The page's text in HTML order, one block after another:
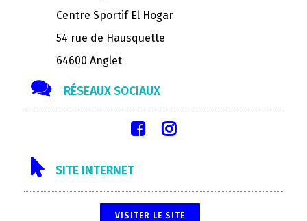
Centre Sportif El Hogar
54 rue de Hausquette
64600 Anglet
RÉSEAUX SOCIAUX
SITE INTERNET
VISITER LE SITE